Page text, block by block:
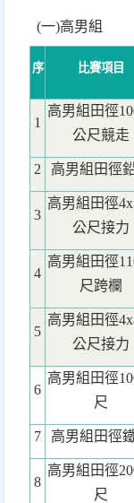
(一)高男組
序 比賽項目
1
高男組田徑
公尺競走
2 高男組田徑
3
高男組田徑
公尺接力
4
高男組田徑
尺跨欄
5
高男組田徑
公尺接力
6
高男組田徑
尺
7 高男組田徑
8
高男組田徑
尺